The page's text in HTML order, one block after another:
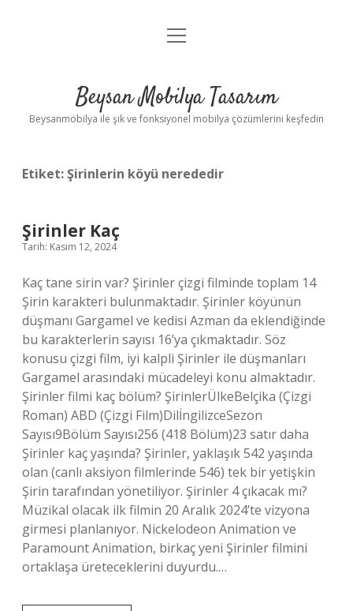
Anasayfa
Yasal Uyarı
menüyü
Beysan Mobilya Tasarım
Beysanmobilya ile şık ve fonksiyonel mobilya çözümlerini keşfedin
Etiket:Şirinlerin köyü nerededir
Şirinler Kaç
Tarih: Kasım 12, 2024
Kaç tane sirin var? Şirinler çizgi filminde toplam 14
Şirin karakteri bulunmaktadır. Şirinler köyünün
düşmanı Gargamel ve kedisi Azman da eklendiğinde
bu karakterlerin sayısı 16’ya çıkmaktadır. Söz
konusu çizgi film, iyi kalpli Şirinler ile düşmanları
Gargamel arasındaki mücadeleyi konu almaktadır.
Şirinler filmi kaç bölüm? ŞirinlerÜlkeBelçika (Çizgi
Roman) ABD (Çizgi Film)DilİngilizceSezon
Sayısı9Bölüm Sayısı256 (418 Bölüm)23 satır daha
Şirinler kaç yaşında? Şirinler, yaklaşık 542 yaşında
olan (canlı aksiyon filmlerinde 546) tek bir yetişkin
Şirin tarafından yönetiliyor. Şirinler 4 çıkacak mı?
Müzikal olacak ilk filmin 20 Aralık 2024’te vizyona
girmesi planlanıyor. Nickelodeon Animation ve
Paramount Animation, birkaç yeni Şirinler filmini
ortaklaşa üreteceklerini duyurdu.…